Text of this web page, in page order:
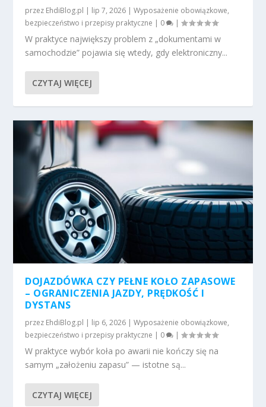
przez EhdiBlog.pl | lip 7, 2026 |Wyposażenie obowiązkowe,
bezpieczeństwo i przepisy praktyczne | 0 |
W praktyce największy problem z „dokumentami w
samochodzie” pojawia się wtedy, gdy elektroniczny...
CZYTAJ WIĘCEJ
DOJAZDÓWKA CZY PEŁNE KOŁO ZAPASOWE
– OGRANICZENIA JAZDY, PRĘDKOŚĆ I
DYSTANS
przez EhdiBlog.pl | lip 6, 2026 |Wyposażenie obowiązkowe,
bezpieczeństwo i przepisy praktyczne | 0 |
W praktyce wybór koła po awarii nie kończy się na
samym „założeniu zapasu” — istotne są...
CZYTAJ WIĘCEJ